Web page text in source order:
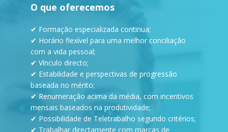
O que oferecemos
✔ Formação especializada continua;
✔ Horário flexível para uma melhor conciliação
com a vida pessoal;
✔ Vínculo directo;
✔ Estabilidade e perspectivas de progressão
baseada no mérito;
✔ Renumeração acima da média, com incentivos
mensais baseados na produtividade;
✔ Possibilidade de Teletrabalho segundo critérios;
✔ Trabalhar directamente com marcas de